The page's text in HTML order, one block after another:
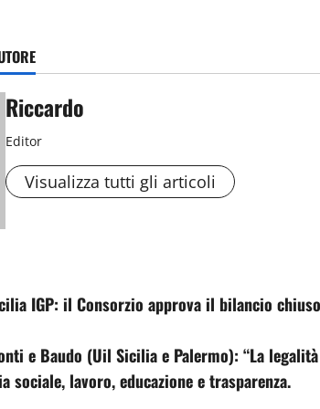
Riccardo
Editor
Visualizza tutti gli articoli
IGP: il Consorzio approva il bilancio
e Baudo (Uil Sicilia e Palermo): “La
sociale, lavoro, educazione e trasparenza.